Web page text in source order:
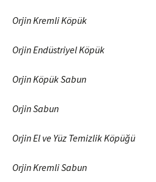
Orjin Kremli Köpük
Orjin Endüstriyel Köpük
Orjin Köpük Sabun
Orjin Sabun
Orjin El ve Yüz Temizlik Köpüğü
Orjin Kremli Sabun